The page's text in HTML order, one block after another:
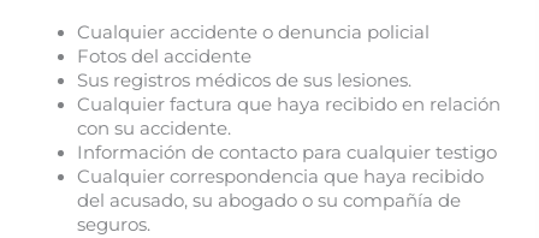
Cualquier accidente o denuncia policial
Fotos del accidente
Sus registros médicos de sus lesiones.
Cualquier factura que haya recibido en relación
con su accidente.
Información de contacto para cualquier testigo
Cualquier correspondencia que haya recibido
del acusado, su abogado o su compañía de
seguros.